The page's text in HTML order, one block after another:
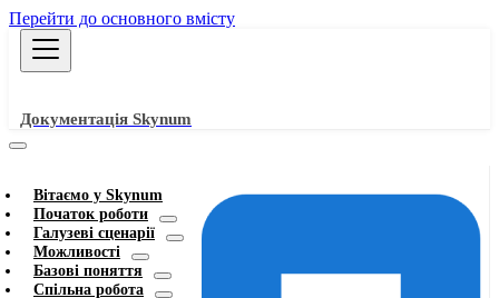
Перейти до основного вмісту
Документація Skynum
Вітаємо у Skynum
Початок роботи
Галузеві сценарії
Можливості
Базові поняття
Спільна робота